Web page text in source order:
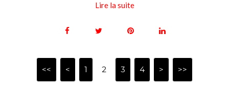
Lire la suite
<< < 1 2 3 4 > >>